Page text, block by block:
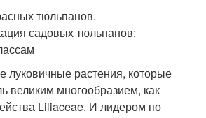
луковичные растения, которые
великим многообразием, как
Liliaceae. И лидером по